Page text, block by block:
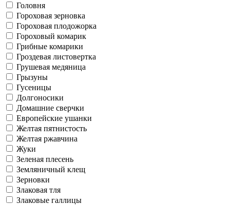
Головня
Гороховая зерновка
Гороховая плодожорка
Гороховый комарик
Грибные комарики
Гроздевая листовертка
Грушевая медяница
Грызуны
Гусеницы
Долгоносики
Домашние сверчки
Европейские ушанки
Желтая пятнистость
Желтая ржавчина
Жуки
Зеленая плесень
Земляничный клещ
Зерновки
Злаковая тля
Злаковые галлицы